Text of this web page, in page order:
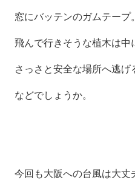
窓にバッテンのガムテープ。
飛んで行きそうな植木は中
さっさと安全な場所へ逃げ
などでしょうか。
今回も大阪への台風は大